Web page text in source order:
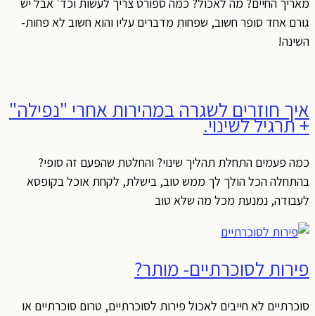
מאריך החיים? מה לאכול? כמה ספורט צריך לעשות וכד' אבל יש
גורם אחד סופר חשוב, שפחות מדברים עליו והוא חשוב לא פחות-
השינה!
איך חוזרים לשגרה במהירות אחרי "נפילה"
+ תרגיל לשינוי.
כמה פעמים התחלת תהליך שינוי? והחלטת שהפעם זה סופי?
בהתחלה הכל הולך לך ממש טוב, בישלת, לקחת אוכל בקופסא
לעבודה, נמנעת מכל מה שלא טוב
פירות לסוכרתיים- מותר?
סוכרתיים לא חייבים לאכול פירות לסוכרתיים, טרום סוכרתיים או